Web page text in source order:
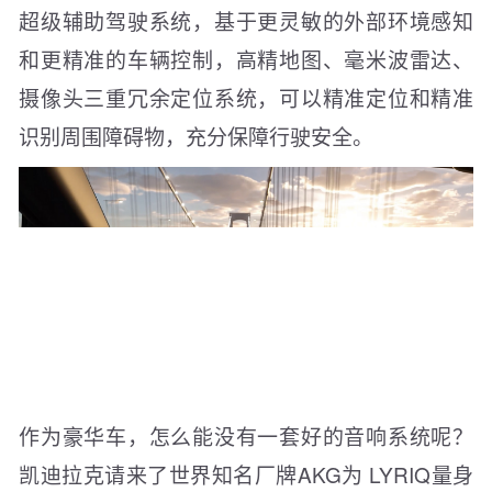
超级辅助驾驶系统，基于更灵敏的外部环境感知
和更精准的车辆控制，高精地图、毫米波雷达、
摄像头三重冗余定位系统，可以精准定位和精准
识别周围障碍物，充分保障行驶安全。
作为豪华车，怎么能没有一套好的音响系统呢？
凯迪拉克请来了世界知名厂牌AKG为 LYRIQ量身